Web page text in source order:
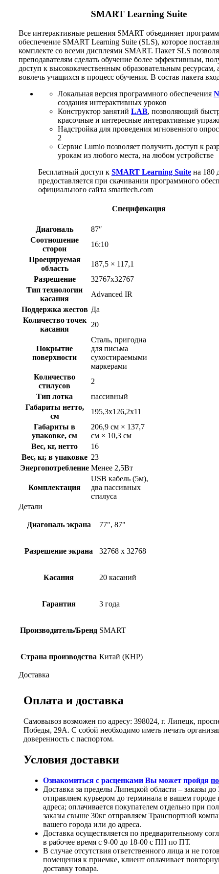
SMART Learning Suite
Все интерактивные решения SMART объединяет
обеспечение SMART Learning Suite (SLS), которое
комплекте со всеми дисплеями SMART. Пакет SLS
преподавателям сделать обучение более эффективным,
доступ к высококачественным образовательным ресурсам,
вовлечь учащихся в процесс обучения. В состав пакета
Локальная версия программного обеспечения
создания интерактивных уроков
Конструктор занятий LAB, позволяющий
красочные и интересные интерактивные
Надстройка для проведения мгновенного
2
Сервис Lumio позволяет получить доступ к
урокам из любого места, на любом устройстве
Бесплатный доступ к SMART Learning Suite на 180
предоставляется при скачивании программного
официального сайта smarttech.com
Спецификация
Диагональ
87″
Соотношение
сторон
16:10
Проецируемая
область
187,5 × 117,1
Разрешение
32767х32767
Тип технологии
касания
Advanced IR
Поддержка жестов Да
Количество точек
касания
20
Покрытие
поверхности
Сталь, пригодна
для письма
сухостираемыми
маркерами
Количество
стилусов
2
Тип лотка
пассивный
Габариты нетто,
см
195,3х126,2х11
Габариты в
упаковке, см
206,9 см × 137,7
см × 10,3 см
Вес, кг, нетто
16
Вес, кг, в упаковке 23
Энергопотребление Менее 2,5Вт
Комплектация
USB кабель (5м),
два пассивных
стилуса
Детали
Диагональ экрана 77", 87"
Разрешение экрана 32768 x 32768
Касания 20 касаний
Гарантия 3 года
Производитель/Бренд SMART
Страна производства Китай (КНР)
Доставка
Оплата и доставка
Самовывоз возможен по адресу: 398024, г. Липецк,
Победы, 29А. С собой необходимо иметь печать
доверенность с паспортом.
Условия доставки
Ознакомиться с расценками Вы может пройдя
Доставка за пределы Липецкой области – заказы до
отправляем курьером до терминала в вашем городе
адреса; оплачивается покупателем отдельно при
заказы свыше 30кг отправляем Транспортной
вашего города или до адреса.
Доставка осуществляется по предварительному
в рабочее время с 9-00 до 18-00 с ПН по ПТ.
В случае отсутствия ответственного лица и не
помещения к приемке, клиент оплачивает
доставку товара.